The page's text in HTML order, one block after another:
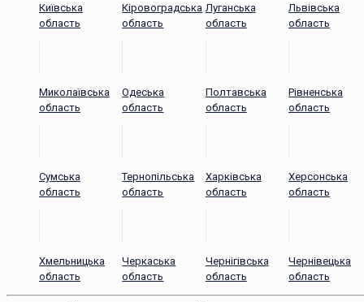
Київська
область
Кіровоградська
область
Луганська
область
Львівська
область
Миколаївська
область
Одеська
область
Полтавська
область
Рівненська
область
Сумська
область
Тернопільська
область
Харківська
область
Херсонська
область
Хмельницька
область
Черкаська
область
Чернігівська
область
Чернівецька
область